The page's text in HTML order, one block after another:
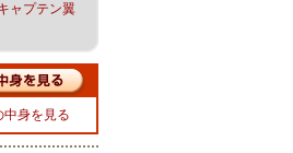
ャプテン翼
中身を見る